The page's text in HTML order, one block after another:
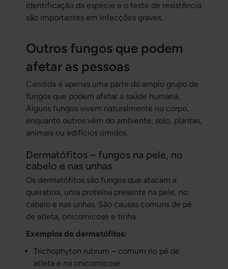
identificação da espécie e o teste de resistência
são importantes em infecções graves.
Outros fungos que podem
afetar as pessoas
Candida é apenas uma parte do amplo grupo de
fungos que podem afetar a saúde humana.
Alguns fungos vivem naturalmente no corpo,
enquanto outros vêm do ambiente, solo, plantas,
animais ou edifícios úmidos.
Dermatófitos – fungos na pele, no
cabelo e nas unhas
Os dermatófitos são fungos que atacam a
queratina, uma proteína presente na pele, no
cabelo e nas unhas. São causas comuns de pé
de atleta, onicomicose e tinha.
Exemplos de dermatófitos:
Trichophyton rubrum – comum no pé de
atleta e na onicomicose